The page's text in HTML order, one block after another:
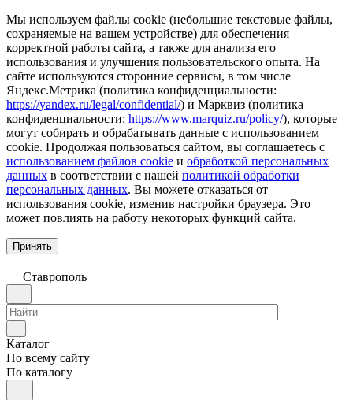
Мы используем файлы cookie (небольшие текстовые файлы,
сохраняемые на вашем устройстве) для обеспечения
корректной работы сайта, а также для анализа его
использования и улучшения пользовательского опыта. На
сайте используются сторонние сервисы, в том числе
Яндекс.Метрика (политика конфиденциальности:
https://yandex.ru/legal/confidential/) и Марквиз (политика
конфиденциальности: https://www.marquiz.ru/policy/), которые
могут собирать и обрабатывать данные с использованием
cookie. Продолжая пользоваться сайтом, вы соглашаетесь с
использованием файлов cookie и обработкой персональных
данных в соответствии с нашей политикой обработки
персональных данных. Вы можете отказаться от
использования cookie, изменив настройки браузера. Это
может повлиять на работу некоторых функций сайта.
Принять
Ставрополь
Каталог
По всему сайту
По каталогу